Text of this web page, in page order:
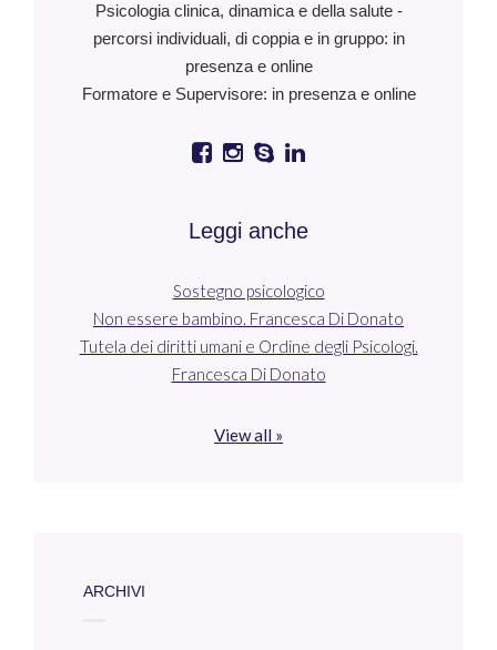
Psicologia clinica, dinamica e della salute -
percorsi individuali, di coppia e in gruppo: in
presenza e online
Formatore e Supervisore: in presenza e online
Leggi anche
Sostegno psicologico
Non essere bambino. Francesca Di Donato
Tutela dei diritti umani e Ordine degli Psicologi.
Francesca Di Donato
View all »
ARCHIVI